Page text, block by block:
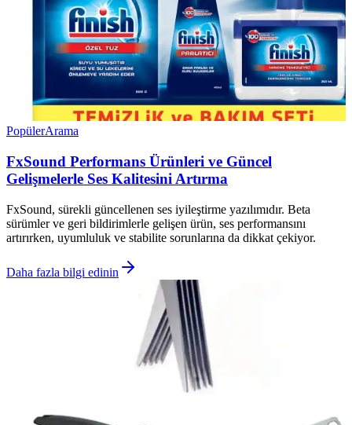
PopülerArama
FxSound Performans Ürünleri ve Güncel
Gelişmelerle Ses Kalitesini Artırma
FxSound, sürekli güncellenen ses iyileştirme yazılımıdır. Beta
sürümler ve geri bildirimlerle gelişen ürün, ses performansını
artırırken, uyumluluk ve stabilite sorunlarına da dikkat çekiyor.
Daha fazla bilgi edinin